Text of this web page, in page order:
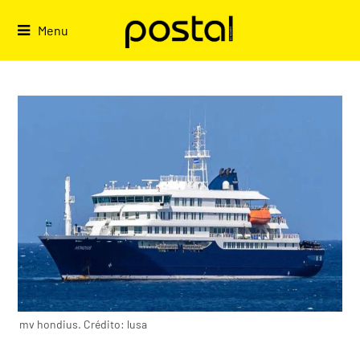
Menu
mv hondius. Crédito: lusa